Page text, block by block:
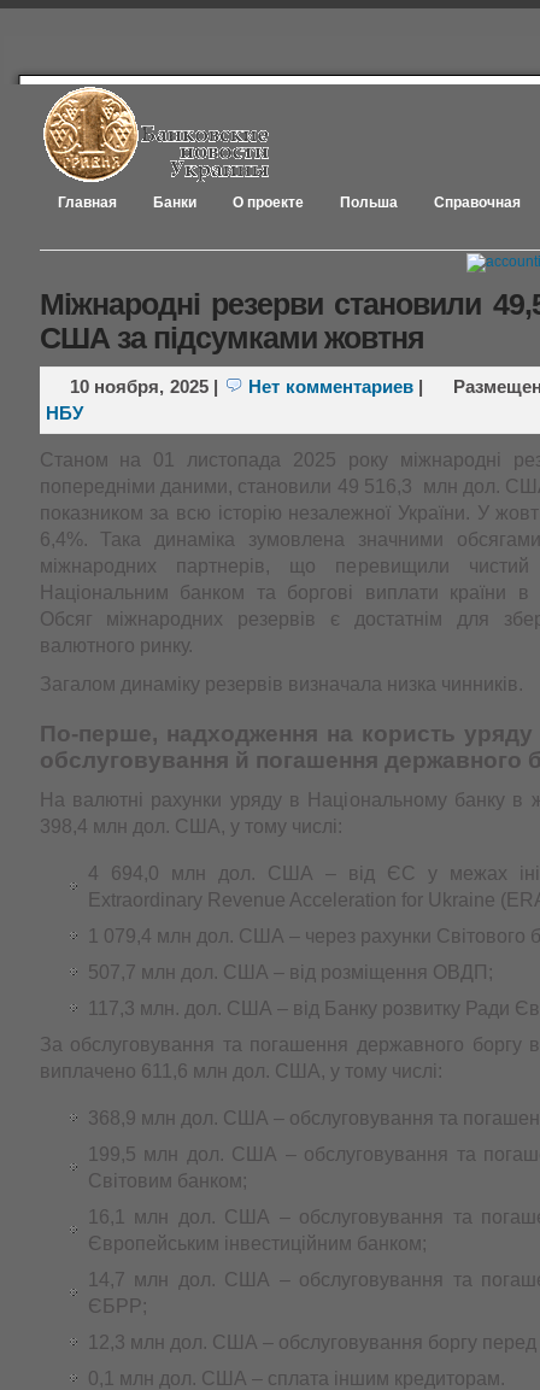
Главная Банки О проекте Польша Справочная
Міжнародні резерви становили
США за підсумками жовтня
10 ноября, 2025| Нет комментариев |
НБУ
Станом на 01 листопада 2025 року міжнародні
попередніми даними, становили 49 516,3 млн дол.
показником за всю історію незалежної України. У
6,4%. Така динаміка зумовлена значними
міжнародних партнерів, що перевищили
Національним банком та боргові виплати країни в
Обсяг міжнародних резервів є достатнім для
валютного ринку.
Загалом динаміку резервів визначала низка чинників.
По-перше, надходження на користь уряду
обслуговування й погашення державного
На валютні рахунки уряду в Національному банку в
398,4 млн дол. США, у тому числі:
4 694,0 млн дол. США – від ЄС у межах
Extraordinary Revenue Acceleration for Ukraine
1 079,4 млн дол. США – через рахунки Світового
507,7 млн дол. США – від розміщення ОВДП;
117,3 млн. дол. США – від Банку розвитку Ради
За обслуговування та погашення державного боргу в
виплачено 611,6 млн дол. США, у тому числі:
368,9 млн дол. США – обслуговування та
199,5 млн дол. США – обслуговування та
Світовим банком;
16,1 млн дол. США – обслуговування та
Європейським інвестиційним банком;
14,7 млн дол. США – обслуговування та
ЄБРР;
12,3 млн дол. США – обслуговування боргу
0,1 млн дол. США – сплата іншим кредиторам.